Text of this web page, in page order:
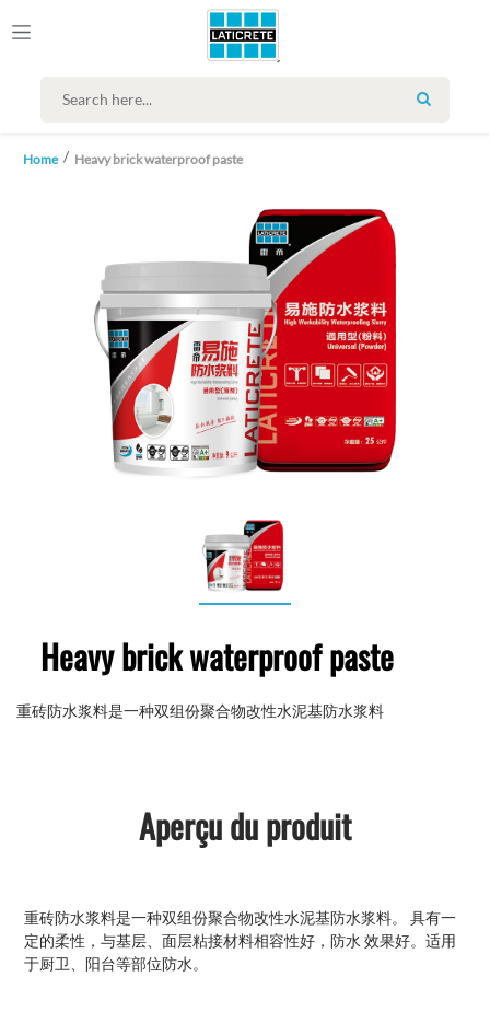
SEARCH
Home Heavy brick waterproof paste
Heavy brick waterproof paste
重砖防水浆料是一种双组份聚合物改性水泥基防水浆料
Aperçu du produit
重砖防水浆料是一种双组份聚合物改性水泥基防水浆料。 具有一
定的柔性，与基层、面层粘接材料相容性好，防水 效果好。适用
于厨卫、阳台等部位防水。